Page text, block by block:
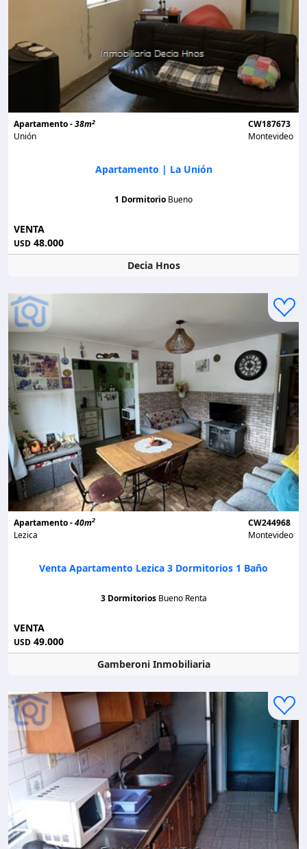
Apartamento -38m2
Unión
CW187673
Montevideo
Apartamento | La Unión
1 Dormitorio Bueno
VENTA
USD 48.000
Decia Hnos
Apartamento -40m2
Lezica
CW244968
Montevideo
Venta Apartamento Lezica 3 Dormitorios 1 Baño
3 Dormitorios Bueno Renta
VENTA
USD 49.000
Gamberoni Inmobiliaria